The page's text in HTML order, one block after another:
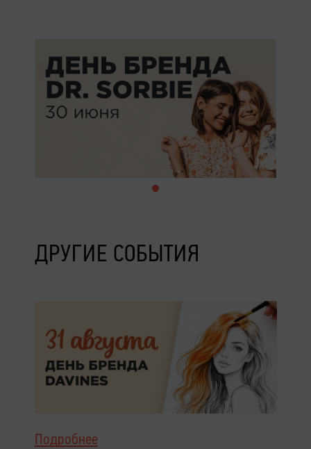
ДРУГИЕ СОБЫТИЯ
Подробнее